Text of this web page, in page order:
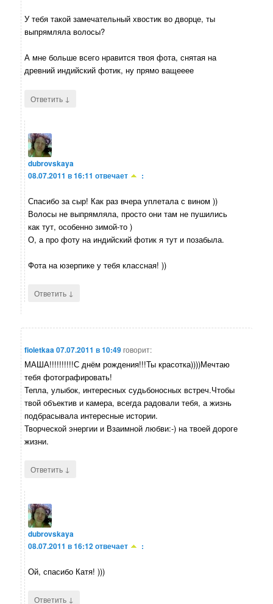
У тебя такой замечательный хвостик во дворце, ты
выпрямляла волосы?
А мне больше всего нравится твоя фота, снятая на
древний индийский фотик, ну прямо ващееее
Ответить ↓
dubrovskaya
08.07.2011 в 16:11 отвечает :
Спасибо за сыр! Как раз вчера уплетала с вином ))
Волосы не выпрямляла, просто они там не пушились
как тут, особенно зимой-то )
О, а про фоту на индийский фотик я тут и позабыла.
Фота на юзерпике у тебя классная! ))
Ответить ↓
fioletkaa 07.07.2011 в 10:49говорит:
МАША!!!!!!!!!!С днём рождения!!!Ты красотка))))Мечтаю
тебя фотографировать!
Тепла, улыбок, интересных судьбоносных встреч.Чтобы
твой объектив и камера, всегда радовали тебя, а жизнь
подбрасывала интересные истории.
Творческой энергии и Взаимной любви:-) на твоей дороге
жизни.
Ответить ↓
dubrovskaya
08.07.2011 в 16:12отвечает :
Ой, спасибо Катя! )))
Ответить ↓